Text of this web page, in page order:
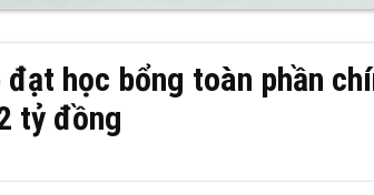
học bổng toàn phần
tỷ đồng